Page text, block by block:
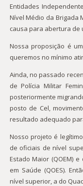
Entidades
Nível Médio da Brigada
causa para abertura de
Nossa proposição é
queremos no mínimo
Ainda, no passado
de Polícia Militar
posteriormente
posto de Cel,
resultado adequado
Nosso projeto é
de oficiais de nível
Estado Maior (QOEM)
em Saúde (QOES).
nível superior, a do